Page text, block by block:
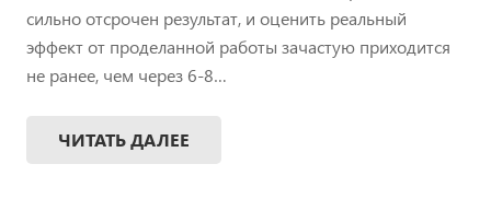
сильно отсрочен результат, и оценить реальный
эффект от проделанной работы зачастую приходится
не ранее, чем через 6-8…
ЧИТАТЬ ДАЛЕЕ